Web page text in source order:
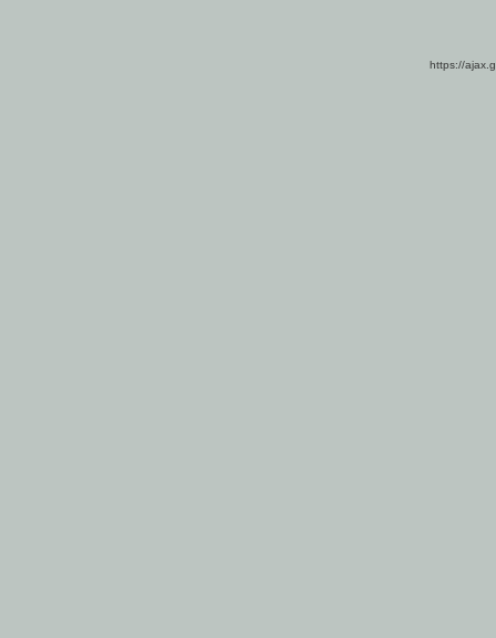
https://